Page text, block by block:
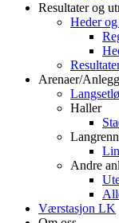
Resultater og
Heder
Arenaer/Anlegg
Haller
Andre
Værstasjon LK